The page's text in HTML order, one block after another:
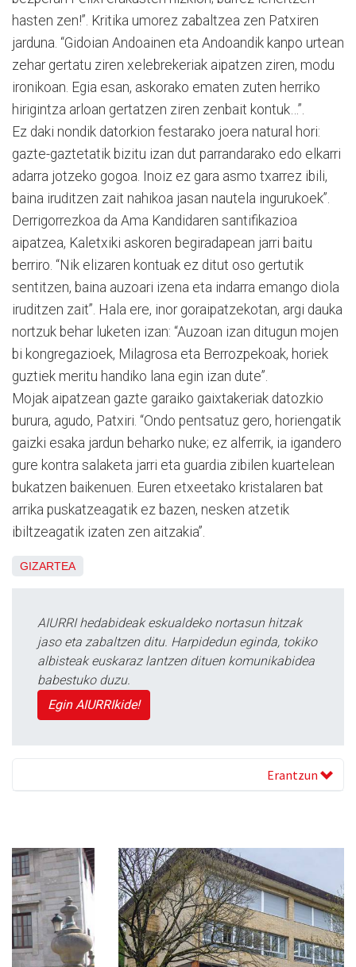
hasten zen!”. Kritika umorez zabaltzea zen Patxiren
jarduna. “Gidoian Andoainen eta Andoandik kanpo urtean
zehar gertatu ziren xelebrekeriak aipatzen ziren, modu
ironikoan. Egia esan, askorako ematen zuten herriko
hirigintza arloan gertatzen ziren zenbait kontuk…”.
Ez daki nondik datorkion festarako joera natural hori:
gazte-gaztetatik bizitu izan dut parrandarako edo elkarri
adarra jotzeko gogoa. Inoiz ez gara asmo txarrez ibili,
baina iruditzen zait nahikoa jasan nautela ingurukoek”.
Derrigorrezkoa da Ama Kandidaren santifikazioa
aipatzea, Kaletxiki askoren begiradapean jarri baitu
berriro. “Nik elizaren kontuak ez ditut oso gertutik
sentitzen, baina auzoari izena eta indarra emango diola
iruditzen zait”. Hala ere, inor goraipatzekotan, argi dauka
nortzuk behar luketen izan: “Auzoan izan ditugun mojen
bi kongregazioek, Milagrosa eta Berrozpekoak, horiek
guztiek meritu handiko lana egin izan dute”.
Mojak aipatzean gazte garaiko gaixtakeriak datozkio
burura, agudo, Patxiri. “Ondo pentsatuz gero, horiengatik
gaizki esaka jardun beharko nuke; ez alferrik, ia igandero
gure kontra salaketa jarri eta guardia zibilen kuartelean
bukatzen baikenuen. Euren etxeetako kristalaren bat
arrika puskatzeagatik ez bazen, nesken atzetik
ibiltzeagatik izaten zen aitzakia”.
GIZARTEA
AIURRI hedabideak eskualdeko nortasun hitzak
jaso eta zabaltzen ditu. Harpidedun eginda, tokiko
albisteak euskaraz lantzen dituen komunikabidea
babestuko duzu.
Egin AIURRIkide!
Erantzun